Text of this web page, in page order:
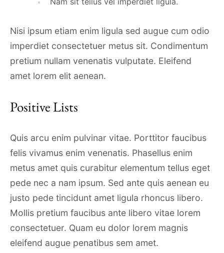
Nisi ipsum etiam enim ligula sed augue cum odio
imperdiet consectetuer metus sit. Condimentum
pretium nullam venenatis vulputate. Eleifend
amet lorem elit aenean.
Positive Lists
Quis arcu enim pulvinar vitae. Porttitor faucibus
felis vivamus enim venenatis. Phasellus enim
metus amet quis curabitur elementum tellus eget
pede nec a nam ipsum. Sed ante quis aenean eu
justo pede tincidunt amet ligula rhoncus libero.
Mollis pretium faucibus ante libero vitae lorem
consectetuer. Quam eu dolor lorem magnis
eleifend augue penatibus sem amet.